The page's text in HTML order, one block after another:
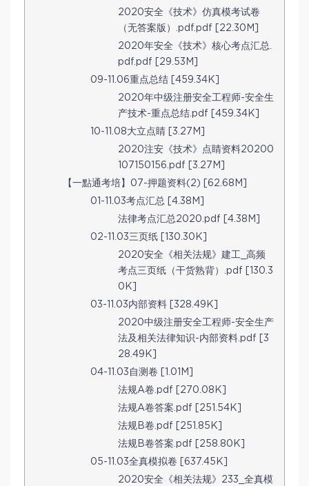
2020安全《技术》仿真模考试卷
（无答案版）.pdf.pdf [22.30M]
2020年安全《技术》核心考点汇总.
pdf.pdf [29.53M]
09-11.06重点总结 [459.34K]
2020年中级注册安全工程师-安全生
产技术-重点总结.pdf [459.34K]
10-11.08大立点睛 [3.27M]
2020注安《技术》点睛资料20200
107150156.pdf [3.27M]
【一點通考培】07-押题资料(2) [62.68M]
01-11.03考点汇总 [4.38M]
法律考点汇总2020.pdf [4.38M]
02-11.03三页纸 [130.30K]
2020安全《相关法规》建工_高频
考点三页纸（干货熟背）.pdf [130.3
0K]
03-11.03内部资料 [328.49K]
2020中级注册安全工程师-安全生产
法及相关法律知识-内部资料.pdf [3
28.49K]
04-11.03自测卷 [1.01M]
法规A卷.pdf [270.08K]
法规A卷答案.pdf [251.54K]
法规B卷.pdf [251.85K]
法规B卷答案.pdf [258.80K]
05-11.03全真模拟卷 [637.45K]
2020安全《相关法规》233_全真模